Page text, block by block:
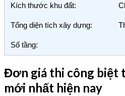
Kích thước khu đất:
Tổng diện tích xây dựng:
Số tầng:
Đơn giá thi công biệt
mới nhất hiện nay